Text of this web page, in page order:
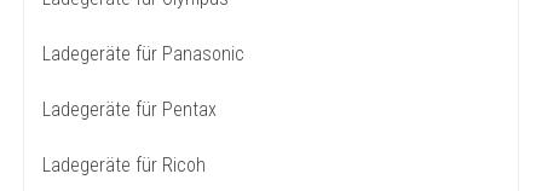
Ladegeräte für Panasonic
Ladegeräte für Pentax
Ladegeräte für Ricoh